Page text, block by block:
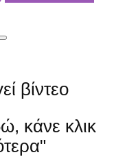
βίντεο
κάνε κλικ